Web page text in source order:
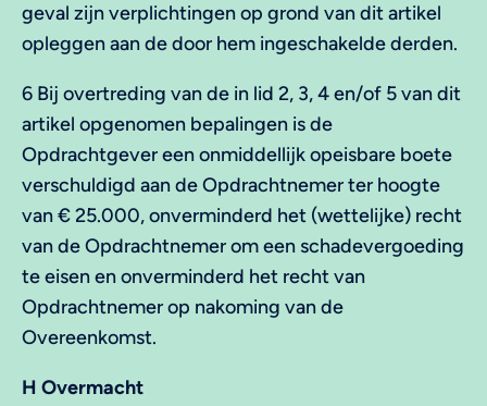
geval zijn verplichtingen op grond van dit artikel
opleggen aan de door hem ingeschakelde derden.
6 Bij overtreding van de in lid 2, 3, 4 en/of 5 van dit
artikel opgenomen bepalingen is de
Opdrachtgever een onmiddellijk opeisbare boete
verschuldigd aan de Opdrachtnemer ter hoogte
van € 25.000, onverminderd het (wettelijke) recht
van de Opdrachtnemer om een schadevergoeding
te eisen en onverminderd het recht van
Opdrachtnemer op nakoming van de
Overeenkomst.
H Overmacht